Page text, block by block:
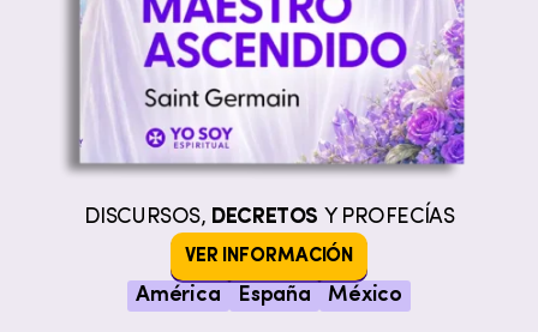
DISCURSOS, DECRETOS Y PROFECÍAS
VER INFORMACIÓN
América España México